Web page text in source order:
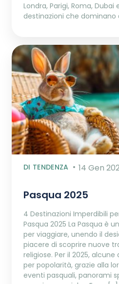
Londra, Parigi, Roma, Dubai
destinazioni che dominano
DI TENDENZA 14 Gen
Pasqua 2025
4 Destinazioni Imperdibili
Pasqua 2025 La Pasqua è
per viaggiare, unendo il
piacere di scoprire nuove
religiose. Per il 2025,
per popolarità, grazie alla
eventi pasquali, panorami